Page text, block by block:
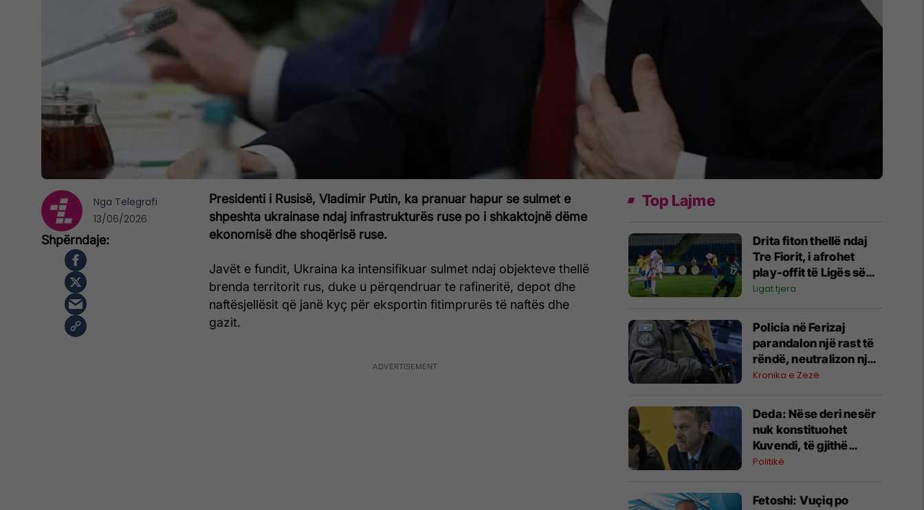
Presidenti i Rusisë, Vladimir Putin, ka pranuar hapur se sulmet e
shpeshta ukrainase ndaj infrastrukturës ruse po i shkaktojnë dëme
ekonomisë dhe shoqërisë ruse.
Javët e fundit, Ukraina ka intensifikuar sulmet ndaj objekteve thellë
brenda territorit rus, duke u përqendruar te rafineritë, depot dhe
naftësjellësit që janë kyç për eksportin fitimprurës të naftës dhe
gazit.
Nga Telegrafi
13/06/2026
Top Lajme
Drita fiton thellë ndaj
Tre Fiorit, i afrohet
play-offit të Ligës së
Konferencës
Ligat tjera
Policia në Ferizaj
parandalon një rast të
rëndë, neutralizon një
31-vjeçar me armë
Kronika e Zezë
Deda: Nëse deri nesër
nuk konstituohet
Kuvendi, të gjithë
deputetët do të bëjnë
kushtetuese
Politikë
Fetoshi: Vuçiq po